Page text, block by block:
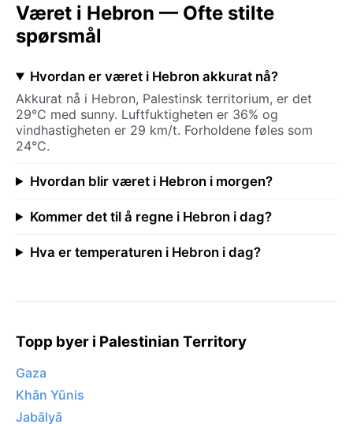
Været i Hebron — Ofte stilte
spørsmål
Hvordan er været i Hebron akkurat nå?
Akkurat nå i Hebron, Palestinsk territorium, er det
29°C med sunny. Luftfuktigheten er 36% og
vindhastigheten er 29 km/t. Forholdene føles som
24°C.
Hvordan blir været i Hebron i morgen?
Kommer det til å regne i Hebron i dag?
Hva er temperaturen i Hebron i dag?
Topp byer i Palestinian Territory
Gaza
Khān Yūnis
Jabālyā